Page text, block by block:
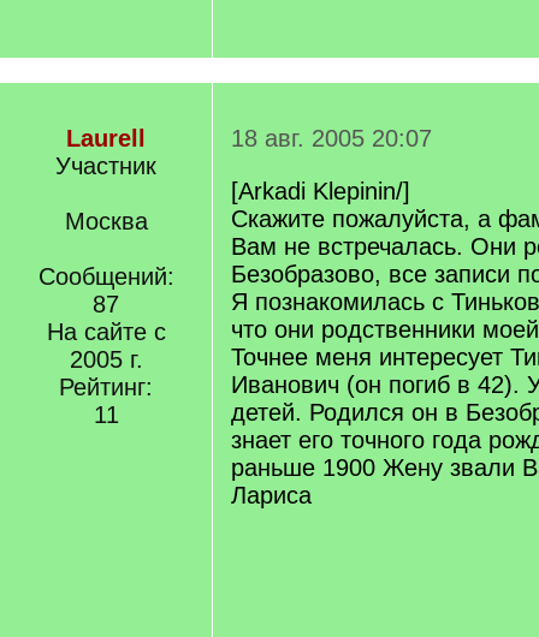
Laurell
Участник
Москва
Сообщений:
87
На сайте с
2005 г.
Рейтинг:
11
18 авг. 2005 20:07
[Arkadi Klepinin/]
Скажите пожалуйста, а
Вам не встречалась. Они
Безобразово, все записи
Я познакомилась с
что они родственники
Точнее меня интересует
Иванович (он погиб в 42).
детей. Родился он в
знает его точного года
раньше 1900 Жену звали
Лариса